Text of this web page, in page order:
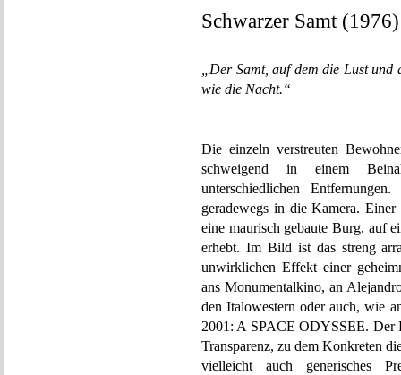
Schwarzer Samt (1976)
„Der Samt, auf dem die Lust
wie die Nacht.“
Die einzeln verstreuten
schweigend in einem
unterschiedlichen
geradewegs in die Kamera.
eine maurisch gebaute Burg, auf
erhebt. Im Bild ist das streng
unwirklichen Effekt einer
ans Monumentalkino, an
den Italowestern oder auch, wie
2001: A SPACE ODYSSEE. Der
Transparenz, zu dem Konkreten
vielleicht auch generisches